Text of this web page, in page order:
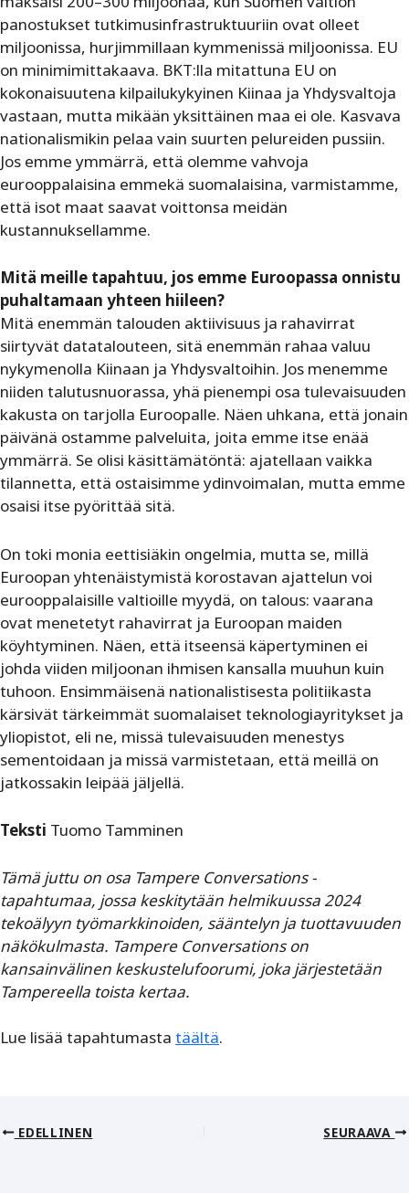
panostukset tutkimusinfrastruktuuriin ovat olleet
miljoonissa, hurjimmillaan kymmenissä miljoonissa. EU
on minimimittakaava. BKT:lla mitattuna EU on
kokonaisuutena kilpailukykyinen Kiinaa ja Yhdysvaltoja
vastaan, mutta mikään yksittäinen maa ei ole. Kasvava
nationalismikin pelaa vain suurten pelureiden pussiin.
Jos emme ymmärrä, että olemme vahvoja
eurooppalaisina emmekä suomalaisina, varmistamme,
että isot maat saavat voittonsa meidän
kustannuksellamme.
Mitä meille tapahtuu, jos emme Euroopassa onnistu
puhaltamaan yhteen hiileen?
Mitä enemmän talouden aktiivisuus ja rahavirrat
siirtyvät datatalouteen, sitä enemmän rahaa valuu
nykymenolla Kiinaan ja Yhdysvaltoihin. Jos menemme
niiden talutusnuorassa, yhä pienempi osa tulevaisuuden
kakusta on tarjolla Euroopalle. Näen uhkana, että jonain
päivänä ostamme palveluita, joita emme itse enää
ymmärrä. Se olisi käsittämätöntä: ajatellaan vaikka
tilannetta, että ostaisimme ydinvoimalan, mutta emme
osaisi itse pyörittää sitä.
On toki monia eettisiäkin ongelmia, mutta se, millä
Euroopan yhtenäistymistä korostavan ajattelun voi
eurooppalaisille valtioille myydä, on talous: vaarana
ovat menetetyt rahavirrat ja Euroopan maiden
köyhtyminen. Näen, että itseensä käpertyminen ei
johda viiden miljoonan ihmisen kansalla muuhun kuin
tuhoon. Ensimmäisenä nationalistisesta politiikasta
kärsivät tärkeimmät suomalaiset teknologiayritykset ja
yliopistot, eli ne, missä tulevaisuuden menestys
sementoidaan ja missä varmistetaan, että meillä on
jatkossakin leipää jäljellä.
Teksti Tuomo Tamminen
Tämä juttu on osa Tampere Conversations -
tapahtumaa, jossa keskitytään helmikuussa 2024
tekoälyyn työmarkkinoiden, sääntelyn ja tuottavuuden
näkökulmasta. Tampere Conversations on
kansainvälinen keskustelufoorumi, joka järjestetään
Tampereella toista kertaa.
Lue lisää tapahtumasta täältä.
EDELLINEN SEURAAVA